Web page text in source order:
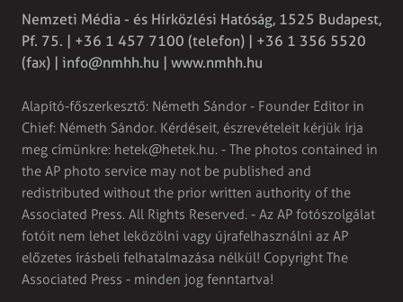
Nemzeti Média - és Hírközlési Hatóság, 1525 Budapest,
Pf. 75. | +36 1 457 7100 (telefon) | +36 1 356 5520
(fax) | info@nmhh.hu | www.nmhh.hu
Alapító-főszerkesztő: Németh Sándor - Founder Editor in
Chief: Németh Sándor. Kérdéseit, észrevételeit kérjük írja
meg címünkre: hetek@hetek.hu. - The photos contained in
the AP photo service may not be published and
redistributed without the prior written authority of the
Associated Press. All Rights Reserved. - Az AP fotószolgálat
fotóit nem lehet leközölni vagy újrafelhasználni az AP
előzetes írásbeli felhatalmazása nélkül! Copyright The
Associated Press - minden jog fenntartva!